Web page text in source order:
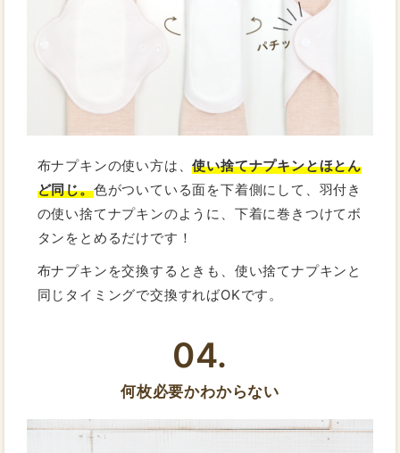
布ナプキンの使い方は、使い捨てナプキンとほとん
ど同じ。色がついている面を下着側にして、羽付き
の使い捨てナプキンのように、下着に巻きつけてボ
タンをとめるだけです！
布ナプキンを交換するときも、使い捨てナプキンと
同じタイミングで交換すればOKです。
04.
何枚必要かわからない